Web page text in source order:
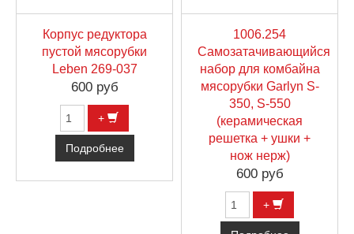
Корпус редуктора
пустой мясорубки
Leben 269-037
600 руб
+
Подробнее
1006.254
Самозатачивающийся
набор для комбайна
мясорубки Garlyn S-
350, S-550
(керамическая
решетка + ушки +
нож нерж)
600 руб
+